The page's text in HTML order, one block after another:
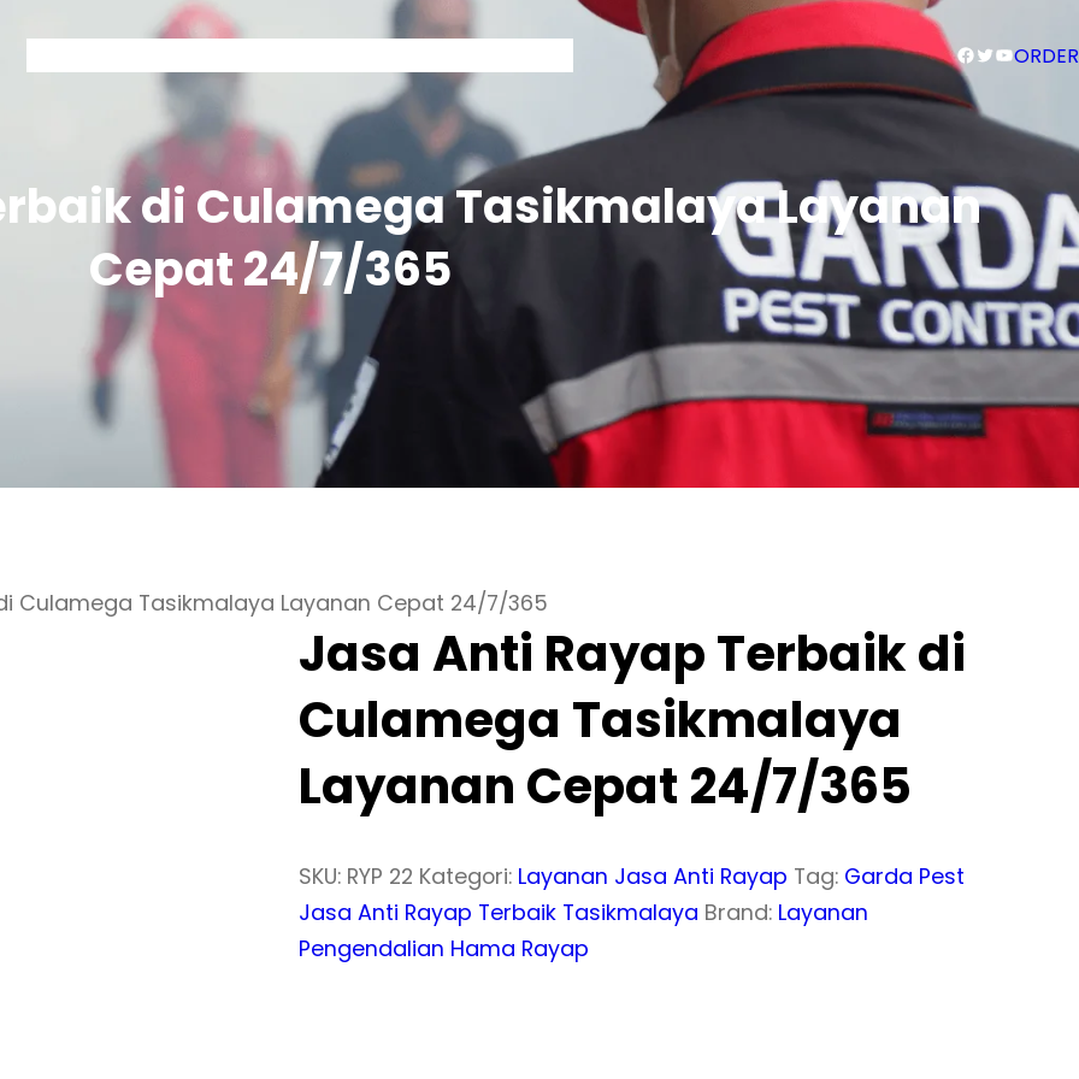
Facebook
Twitter
YouTube
ORDER
di Culamega Tasikmalaya Layanan
Cepat 24/7/365
Culamega Tasikmalaya Layanan Cepat 24/7/365
Jasa Anti Rayap Terbaik di
Culamega Tasikmalaya
Layanan Cepat 24/7/365
SKU: RYP 22 Kategori: Layanan Jasa Anti Rayap Tag: Garda Pest
Jasa Anti Rayap Terbaik Tasikmalaya Brand: Layanan
Pengendalian Hama Rayap